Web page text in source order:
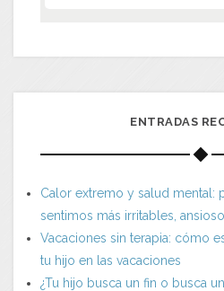
ENTRADAS
Calor extremo y salud mental:
sentimos más irritables,
Vacaciones sin terapia: cómo
tu hijo en las vacaciones
¿Tu hijo busca un fin o busca